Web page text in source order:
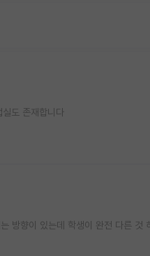
도 존재합니다
방향이 있는데 학생이 완전 다른 것